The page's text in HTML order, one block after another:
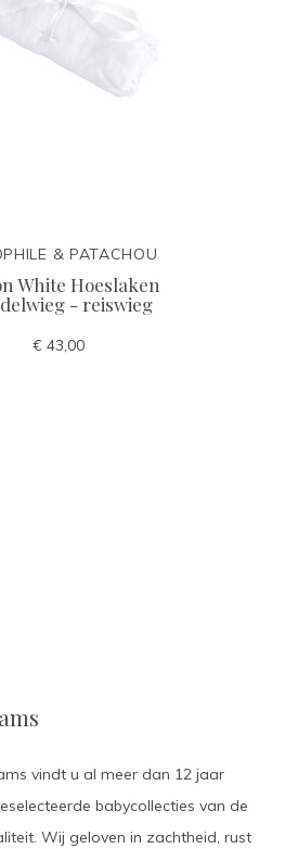
& PATACHOU
White Hoeslaken
- reiswieg
€ 43,00
vindt u al meer dan 12 jaar
babycollecties van de
Wij geloven in zachtheid, rust